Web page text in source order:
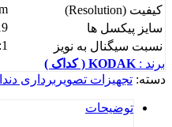
کیفیت (Resolution)
سایز پیکسل ها
نسبت سیگنال به نویز
برند : KODAK ( کداک )
دسته: تجهیزات تصویربرداری
توضیحات